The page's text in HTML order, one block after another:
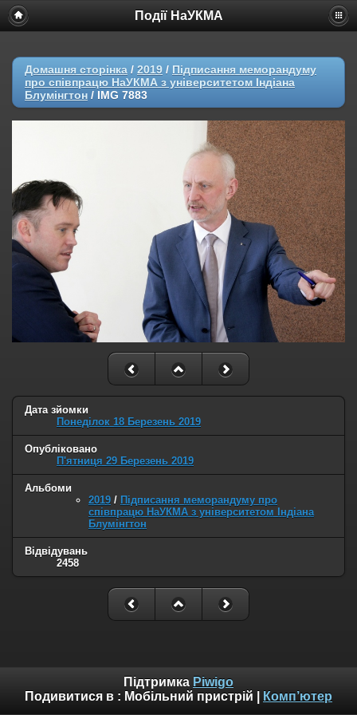
Події НаУКМА
Домашня сторінка / 2019 / Підписання меморандуму
про співпрацю НаУКМА з університетом Індіана
Блумінгтон / IMG 7883
Дата зйомки
Понеділок 18 Березень 2019
Опубліковано
П'ятниця 29 Березень 2019
Альбоми
2019 / Підписання меморандуму про
співпрацю НаУКМА з університетом Індіана
Блумінгтон
Відвідувань
2458
Підтримка Piwigo
Подивитися в : Мобільний пристрій Комп’ютер